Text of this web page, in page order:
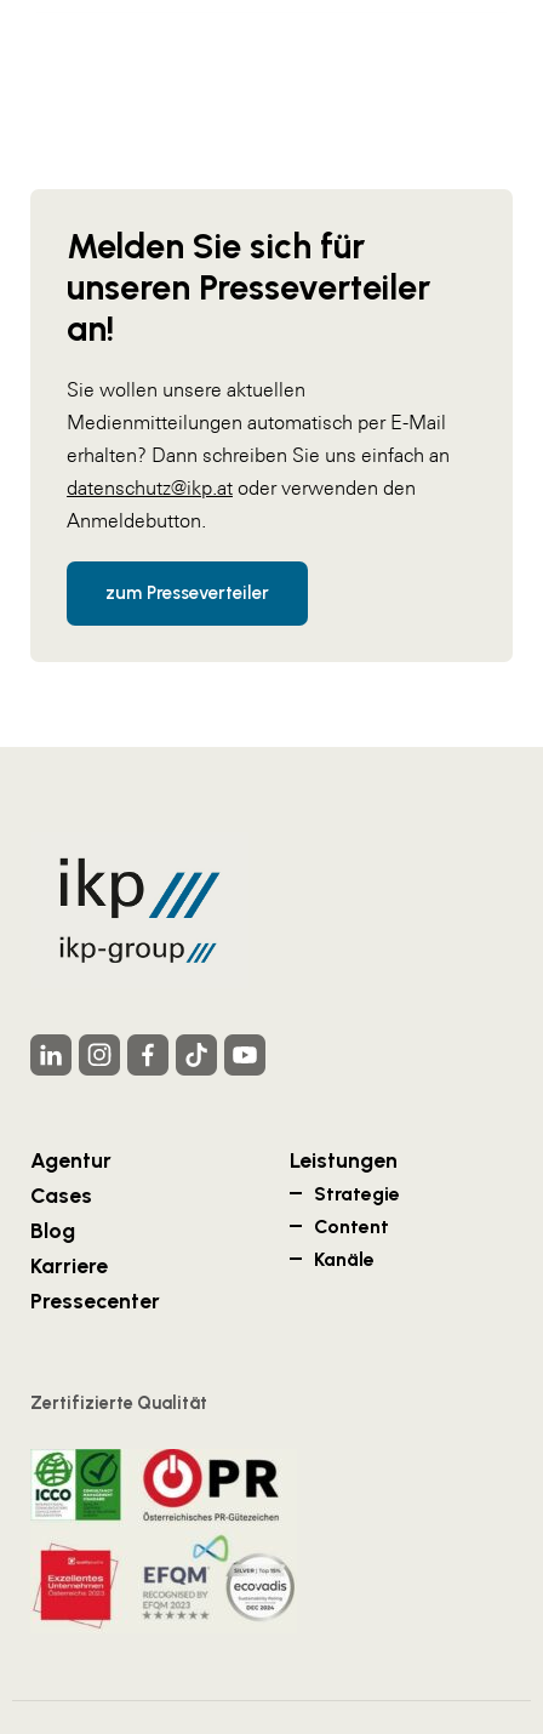
Melden Sie sich für
unseren Presseverteiler
an!
Sie wollen unsere aktuellen
Medienmitteilungen automatisch per E-Mail
erhalten? Dann schreiben Sie uns einfach an
datenschutz@ikp.at oder verwenden den
Anmeldebutton.
zum Presseverteiler
Agentur
Cases
Blog
Karriere
Pressecenter
Leistungen
Strategie
Content
Kanäle
Zertifizierte Qualität